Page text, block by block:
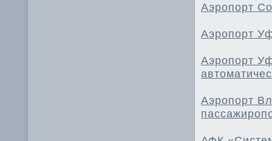
Аэропорт
Аэропорт
Аэропорт
Аэропорт